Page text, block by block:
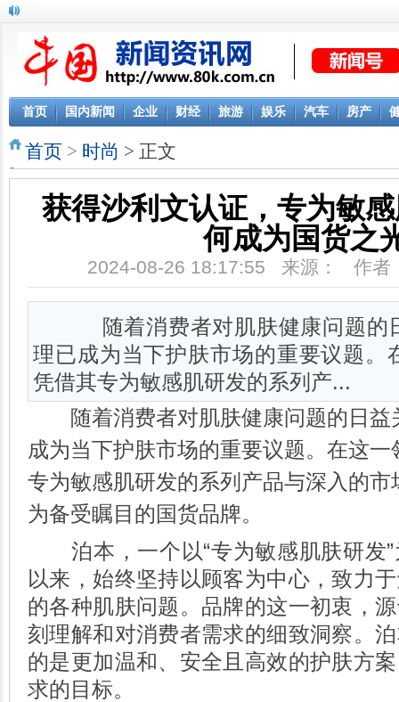
首页 国内新闻 企业 财经 旅游 娱乐 汽车 房产
首页 > 时尚 > 正文
获得沙利文认证，专为敏
何成为国货之
2024-08-26 18:17:55 来源： 作
随着消费者对肌肤健康问题的
理已成为当下护肤市场的重要议题。
凭借其专为敏感肌研发的系列产...
随着消费者对肌肤健康问题的日益
成为当下护肤市场的重要议题。在这
专为敏感肌研发的系列产品与深入的
为备受瞩目的国货品牌。
泊本，一个以“专为敏感肌肤研发”
以来，始终坚持以顾客为中心，致力
的各种肌肤问题。品牌的这一初衷，
刻理解和对消费者需求的细致洞察。
的是更加温和、安全且高效的护肤方
求的目标。